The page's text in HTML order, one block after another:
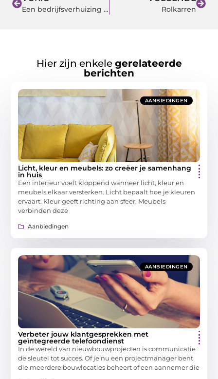
Een bedrijfsverhuizing in 2023, zo pak je het aan Rolkarren
Hier zijn enkele gerelateerde
berichten
AANBIEDINGEN
Licht, kleur en meubels: zo creëer je samenhang
in huis
Een interieur voelt kloppend wanneer licht, kleur en
meubels elkaar versterken. Licht bepaalt hoe je kleuren
ervaart. Kleur geeft richting aan sfeer. Meubels
verbinden deze
Aanbiedingen
AANBIEDINGEN
Verbeter jouw klantgesprekken met
geïntegreerde telefoondienst
In de wereld van nieuwbouwprojecten is communicatie
de sleutel tot succes. Of je nu een projectmanager bent
die meerdere bouwlocaties beheert of een aannemer die